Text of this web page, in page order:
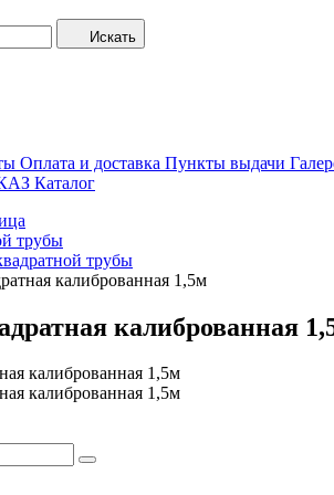
Искать
Оплата и доставка Пункты выдачи
Каталог
трубы
трубы
калиброванная 1,5м
калиброванная